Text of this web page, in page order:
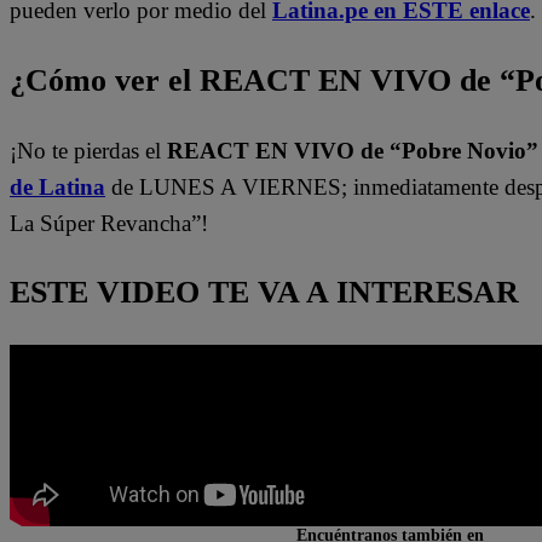
pueden verlo por medio del Latina.pe en ESTE enlace.
¿Cómo ver el REACT EN VIVO de
¡No te pierdas el REACT EN VIVO de “Pobre
de Latina de LUNES A VIERNES; inmediatamente
La Súper Revancha”!
ESTE VIDEO TE VA A INTERESAR
Encuéntranos también en